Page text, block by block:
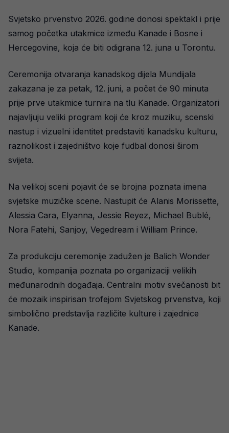
Svjetsko prvenstvo 2026. godine donosi spektakl i prije
samog početka utakmice između Kanade i Bosne i
Hercegovine, koja će biti odigrana 12. juna u Torontu.
Ceremonija otvaranja kanadskog dijela Mundijala
zakazana je za petak, 12. juni, a počet će 90 minuta
prije prve utakmice turnira na tlu Kanade. Organizatori
najavljuju veliki program koji će kroz muziku, scenski
nastup i vizuelni identitet predstaviti kanadsku kulturu,
raznolikost i zajedništvo koje fudbal donosi širom
svijeta.
Na velikoj sceni pojavit će se brojna poznata imena
svjetske muzičke scene. Nastupit će Alanis Morissette,
Alessia Cara, Elyanna, Jessie Reyez, Michael Bublé,
Nora Fatehi, Sanjoy, Vegedream i William Prince.
Za produkciju ceremonije zadužen je Balich Wonder
Studio, kompanija poznata po organizaciji velikih
međunarodnih događaja. Centralni motiv svečanosti bit
će mozaik inspirisan trofejom Svjetskog prvenstva, koji
simbolično predstavlja različite kulture i zajednice
Kanade.